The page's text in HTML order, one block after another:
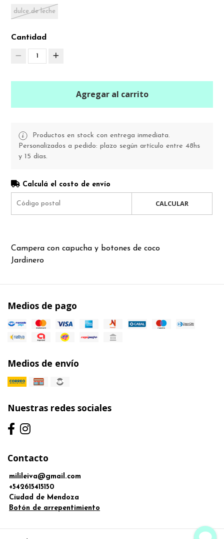
dulce de leche
Cantidad
1
Agregar al carrito
Productos en stock con entrega inmediata.
Personalizados a pedido: plazo según artículo entre 48hs
y 15 días.
Calculá el costo de envío
CALCULAR
Campera con capucha y botones de coco
Jardinero
Medios de pago
Medios de envío
Nuestras redes sociales
Contacto
milileiva@gmail.com
+542615415150
Ciudad de Mendoza
Botón de arrepentimiento